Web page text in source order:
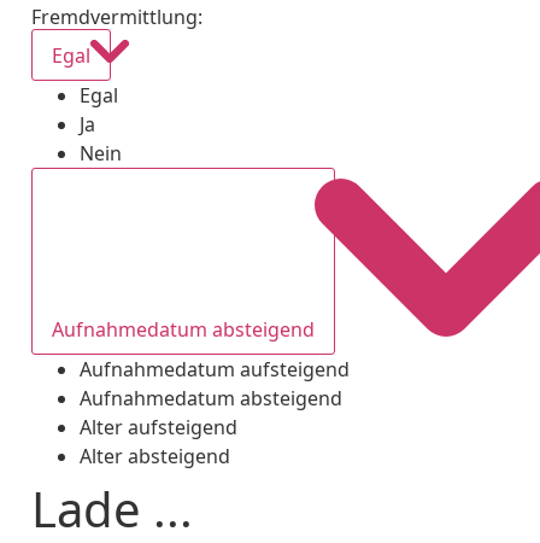
Fremdvermittlung:
Egal
Egal
Ja
Nein
Aufnahmedatum absteigend
Aufnahmedatum aufsteigend
Aufnahmedatum absteigend
Alter aufsteigend
Alter absteigend
Lade ...